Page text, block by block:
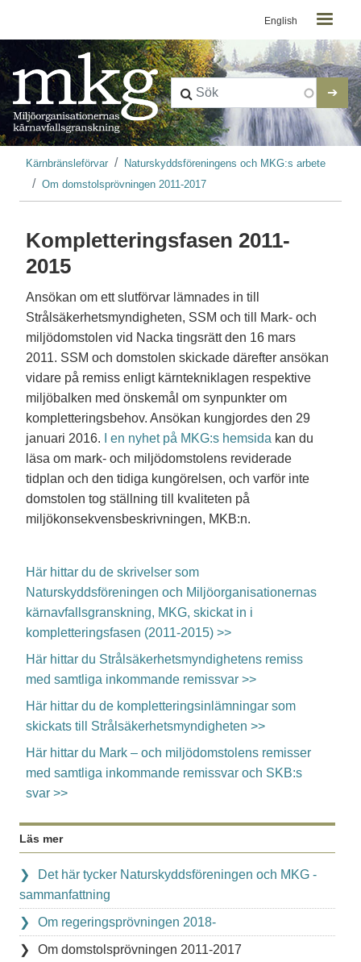
Kontaktmeny
English
Länkstig
Kärnbränsleförvar
Naturskyddsföreningens och MKG:s arbete
Om domstolsprövningen 2011-2017
Kompletteringsfasen 2011-
2015
Ansökan om ett slutförvar lämnades in till
Strålsäkerhetsmyndigheten, SSM och till Mark- och
miljödomstolen vid Nacka tingsrätt den 16 mars
2011. SSM och domstolen skickade därefter ansökan
vidare på remiss enligt kärntekniklagen respektive
miljöbalken med önskemål om synpunkter om
kompletteringsbehov. Ansökan kungjordes den 29
januari 2016.
I en nyhet på MKG:s hemsida kan du
läsa om mark- och miljödomstolens reviderade
tidplan och den tidiga kungörelsen, och varför inte
domstolen tog ställning till kvaliteten på
miljökonsekvensbeskrivningen, MKB:n.
Här hittar du de skrivelser som
Naturskyddsföreningen och Miljöorganisationernas
kärnavfallsgranskning, MKG, skickat in i
kompletteringsfasen (2011-2015) >>
Här hittar du Strålsäkerhetsmyndighetens remiss
med samtliga inkommande remissvar >>
Här hittar du de kompletteringsinlämningar som
skickats till Strålsäkerhetsmyndigheten >>
Här hittar du Mark – och miljödomstolens remisser
med samtliga inkommande remissvar och SKB:s
svar >>
Läs mer
Det här tycker Naturskyddsföreningen och MKG -
sammanfattning
Om regeringsprövningen 2018-
Om domstolsprövningen 2011-2017